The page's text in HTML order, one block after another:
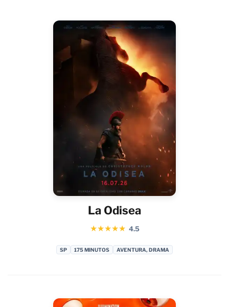
La Odisea
★★★★★ 4.5
SP 175 MINUTOS AVENTURA, DRAMA